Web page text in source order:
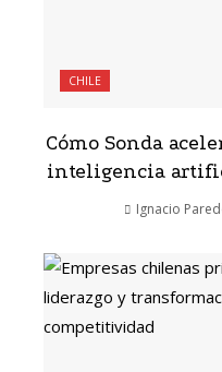
CHILE
Cómo Sonda
inteligencia
Ignacio